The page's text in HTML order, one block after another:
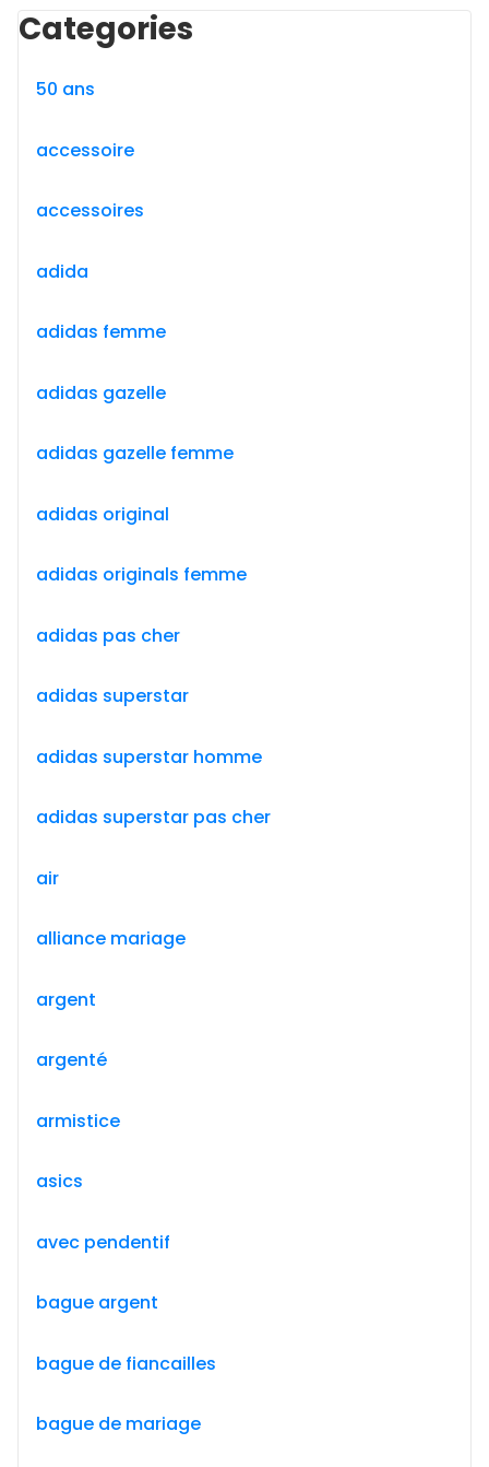
Categories
50 ans
accessoire
accessoires
adida
adidas femme
adidas gazelle
adidas gazelle femme
adidas original
adidas originals femme
adidas pas cher
adidas superstar
adidas superstar homme
adidas superstar pas cher
air
alliance mariage
argent
argenté
armistice
asics
avec pendentif
bague argent
bague de fiancailles
bague de mariage